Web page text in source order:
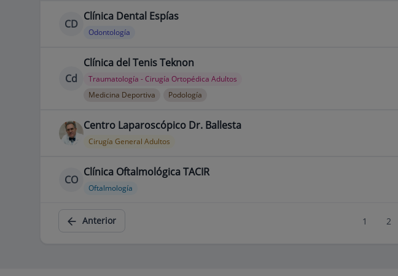
CD
Clínica Dental Espías
Odontología
Cd
Clínica del Tenis Teknon
Traumatología - Cirugía Ortopédica Adultos
Medicina Deportiva
Podología
Centro Laparoscópico Dr. Ballesta
Cirugía General Adultos
CO
Clínica Oftalmológica TACIR
Oftalmología
Anterior 1 2